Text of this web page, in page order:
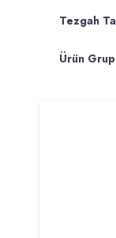
Tezgah
Ürün